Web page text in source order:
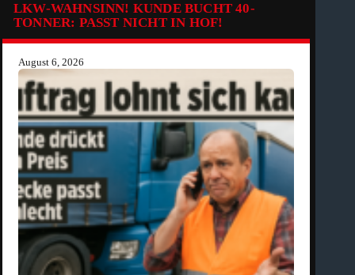
LKW-WAHNSINN! KUNDE BUCHT 40-
TONNER: PASST NICHT IN HOF!
August 6, 2026